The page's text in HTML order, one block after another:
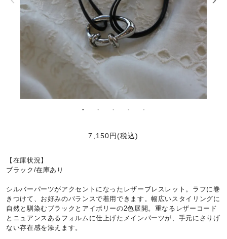
7,150円(税込)
【在庫状況】
ブラック/在庫あり
シルバーパーツがアクセントになったレザーブレスレット。ラフに巻
きつけて、お好みのバランスで着用できます。幅広いスタイリングに
自然と馴染むブラックとアイボリーの2色展開。重なるレザーコード
とニュアンスあるフォルムに仕上げたメインパーツが、手元にさりげ
ない存在感を添えます。